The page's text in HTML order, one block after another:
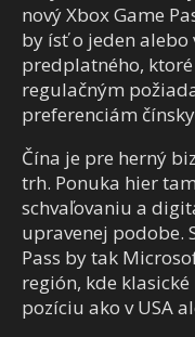
nový Xbox Game
by ísť o jeden alebo
predplatného,
regulačným
preferenciám
Čína je pre herný
trh. Ponuka hier
schvaľovaniu a
upravenej podobe.
Pass by tak
región, kde
pozíciu ako v USA